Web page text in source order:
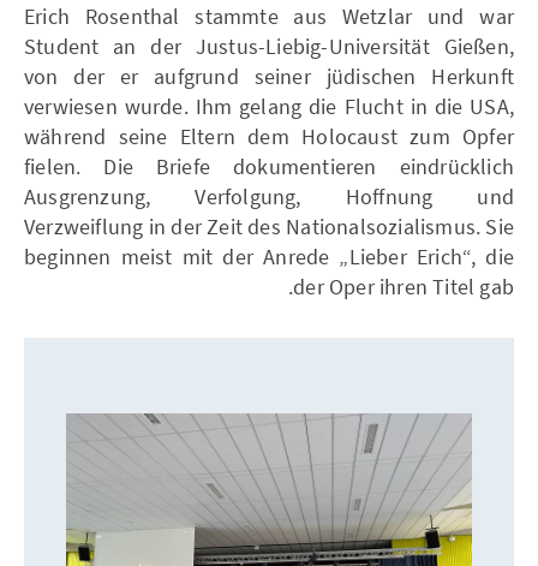
Erich Rosenthal stammte aus Wetzlar und war
Student an der Justus-Liebig-Universität Gießen,
von der er aufgrund seiner jüdischen Herkunft
verwiesen wurde. Ihm gelang die Flucht in die USA,
während seine Eltern dem Holocaust zum Opfer
fielen. Die Briefe dokumentieren eindrücklich
Ausgrenzung, Verfolgung, Hoffnung und
Verzweiflung in der Zeit des Nationalsozialismus. Sie
beginnen meist mit der Anrede „Lieber Erich“, die
der Oper ihren Titel gab.